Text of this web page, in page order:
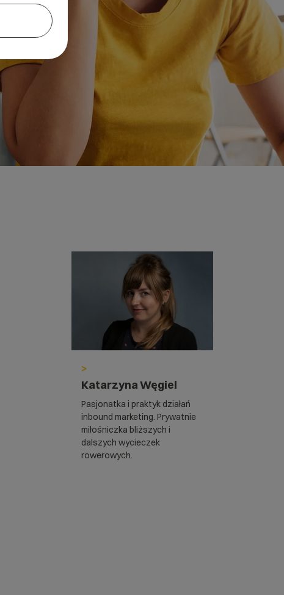
>
Katarzyna Węgiel
Pasjonatka i praktyk działań
inbound marketing. Prywatnie
miłośniczka bliższych i
dalszych wycieczek
rowerowych.